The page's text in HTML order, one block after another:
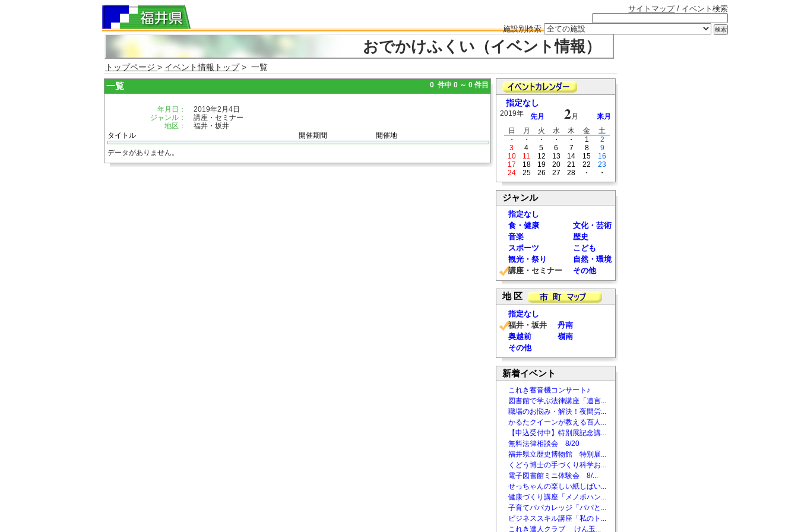
サイトマップ/ イベント検索
施設別検索
おでかけふくい（イベント情報）
トップページ > イベント情報トップ> 一覧
一覧 0 件中 0 ～ 0 件目
年月日：
2019年2月4日
ジャンル：
講座・セミナー
地区：
福井・坂井
タイトル
開催期間 開催地
データがありません。
指定なし
2019年 先月 2月
来月
日
月 火 水 木 金
土
・
・ ・ ・ ・ 1
2
3
4 5 6 7 8
9
10
11 12 13 14 15
16
17
18 19 20 21 22
23
24
25 26 27 28 ・ ・
ジャンル
指定なし
食・健康
文化・芸術
音楽
歴史
スポーツ
こども
観光・祭り
自然・環境
講座・セミナー
その他
地 区
指定なし
福井・坂井
丹南
奥越前
嶺南
その他
新着イベント
これき蓄音機コンサート♪
図書館で学ぶ法律講座「遺言...
職場のお悩み・解決！夜間労...
かるたクイーンが教える百人...
【申込受付中】特別展記念講...
無料法律相談会 8/20
福井県立歴史博物館 特別展...
くどう博士の手づくり科学お...
電子図書館ミニ体験会 8/...
せっちゃんの楽しい紙しばい...
健康づくり講座「メノポハン...
子育てパパカレッジ「パパと...
ビジネススキル講座「私のト...
これき達人クラブ けん玉...